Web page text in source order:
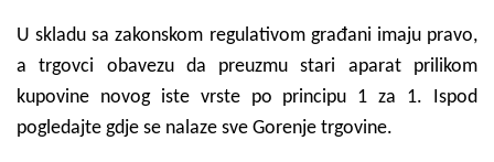
U skladu sa zakonskom regulativom građani imaju pravo,
a trgovci obavezu da preuzmu stari aparat prilikom
kupovine novog iste vrste po principu 1 za 1. Ispod
pogledajte gdje se nalaze sve Gorenje trgovine.